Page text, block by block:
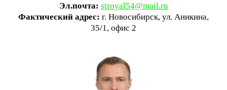
Эл.почта: stroyal54@mail.ru
Фактический адрес: г. Новосибирск, ул. Аникина,
35/1, офис 2